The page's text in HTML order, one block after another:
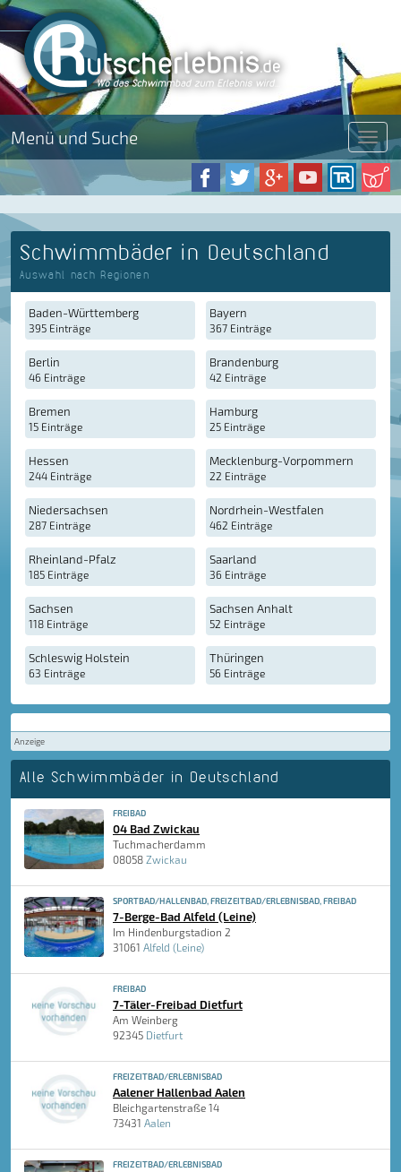
Menü und Suche Menü
Schwimmbäder in Deutschland
Auswahl nach Regionen
Baden-Württemberg
395 Einträge
Bayern
367 Einträge
Berlin
46 Einträge
Brandenburg
42 Einträge
Bremen
15 Einträge
Hamburg
25 Einträge
Hessen
244 Einträge
Mecklenburg-Vorpommern
22 Einträge
Niedersachsen
287 Einträge
Nordrhein-Westfalen
462 Einträge
Rheinland-Pfalz
185 Einträge
Saarland
36 Einträge
Sachsen
118 Einträge
Sachsen Anhalt
52 Einträge
Schleswig Holstein
63 Einträge
Thüringen
56 Einträge
Anzeige
Alle Schwimmbäder in Deutschland
FREIBAD
04 Bad Zwickau
Tuchmacherdamm
08058 Zwickau
SPORTBAD/HALLENBAD, FREIZEITBAD/ERLEBNISBAD, FREIBAD
7-Berge-Bad Alfeld (Leine)
Im Hindenburgstadion 2
31061 Alfeld (Leine)
FREIBAD
7-Täler-Freibad Dietfurt
Am Weinberg
92345 Dietfurt
FREIZEITBAD/ERLEBNISBAD
Aalener Hallenbad Aalen
Bleichgartenstraße 14
73431 Aalen
FREIZEITBAD/ERLEBNISBAD